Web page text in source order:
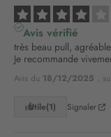
Avis vérifié
très beau pull,
Je recommande
Avis du 18/12/2025 ,
Utile(1) Signaler